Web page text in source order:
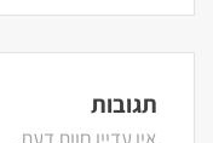
תגובות